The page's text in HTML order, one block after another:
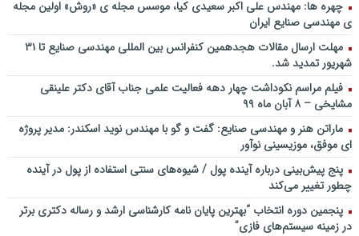
ملی توسعه مدیریت پولی و بانکی
بهمن ماه ۹۲
چهره ها: مهندس علی اکبر سعیدی کیا، موسس مجله ی «روش» اولین مجله
ی مهندسی صنایع ایران
مهلت ارسال مقالات هجدهمین کنفرانس بین المللی مهندسی صنایع تا ۳۱
شهریور تمدید شد.
فیلم مراسم نکوداشت چهار دهه فعالیت علمی جناب آقای دکتر علینقی
مشایخی – ۸ آبان ماه ۹۹
ماراتن هنر و مهندسی صنایع: گفت و گو با مهندس نوید اسکندر: مدیر پروژه
ای موفق، موزیسینی نوآور
پنج پیش‌بینی درباره آینده پول / شیوه‌های سنتی استفاده از پول در آینده
چطور تغییر می‌کند
پنجمین دورۀ انتخاب “بهترین پایان ­نامه کارشناسی­ ارشد و رساله دکتری برتر
در زمینه سیستم‌های فازی”